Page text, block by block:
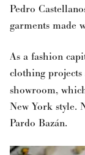
Pedro
garments made
As a fashion
clothing projects
showroom,
New York style.
Pardo Bazán.